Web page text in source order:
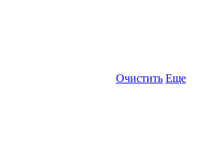
Очистить Еще